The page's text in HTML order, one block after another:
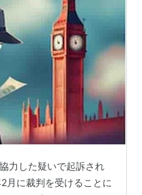
力した疑いで起訴され
月に裁判を受けることに